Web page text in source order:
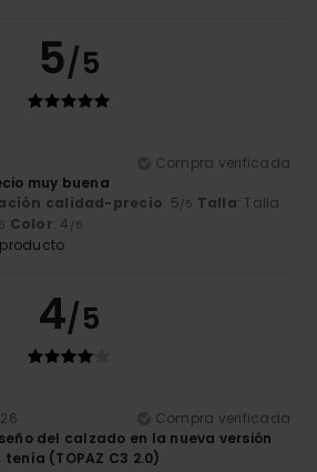
5/5
Compra verificada
muy buena
calidad-precio: 5/5 Talla: Talla
Color: 4 /5
4/5
Compra verificada
del calzado en la nueva versión
(TOPAZ C3 2.0)